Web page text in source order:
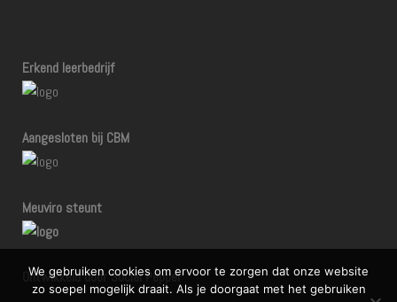
Erkend leerbedrijf
Aangesloten bij CBM
Meuviro steunt
Ontwikkeld door Social Pepper
We gebruiken cookies om ervoor te zorgen dat onze website
zo soepel mogelijk draait. Als je doorgaat met het gebruiken